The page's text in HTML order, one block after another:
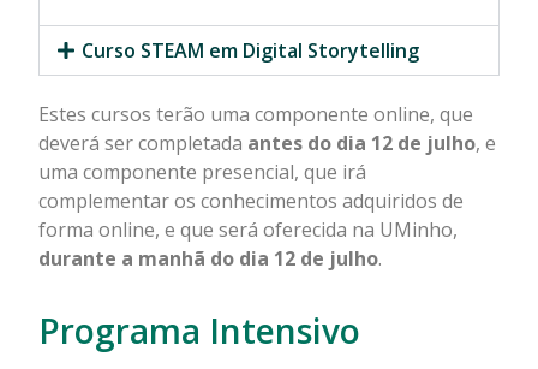
Curso STEAM em Digital Storytelling
Estes cursos terão uma componente online, que
deverá ser completada antes do dia 12 de julho, e
uma componente presencial, que irá
complementar os conhecimentos adquiridos de
forma online, e que será oferecida na UMinho,
durante a manhã do dia 12 de julho.
Programa Intensivo